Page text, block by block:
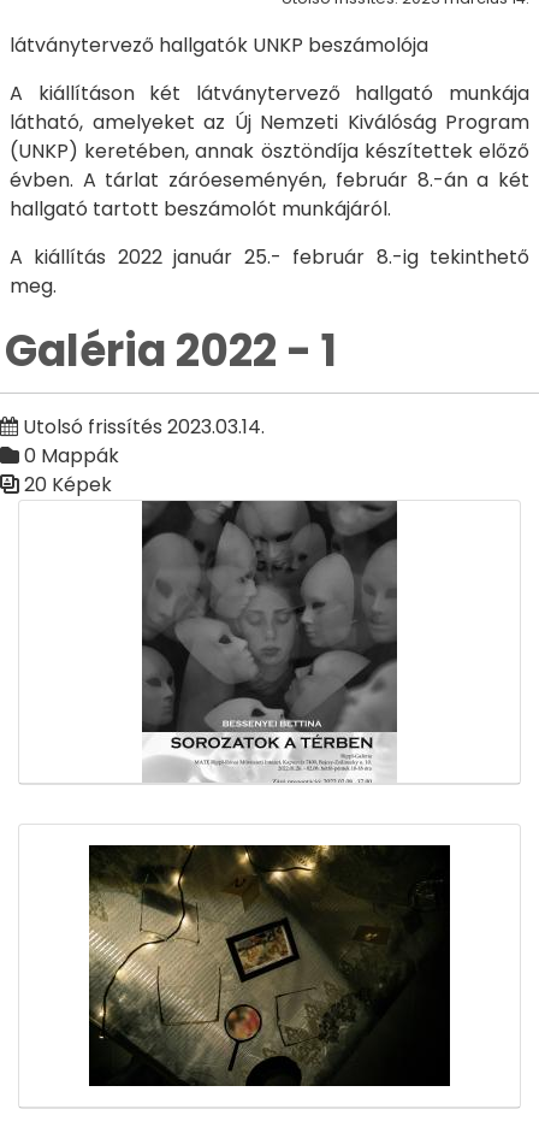
látványtervező hallgatók UNKP beszámolója
A kiállításon két látványtervező hallgató munkája
látható, amelyeket az Új Nemzeti Kiválóság Program
(UNKP) keretében, annak ösztöndíja készítettek előző
évben. A tárlat záróeseményén, február 8.-án a két
hallgató tartott beszámolót munkájáról.
A kiállítás 2022 január 25.- február 8.-ig tekinthető
meg.
Galéria 2022 - 1
Utolsó frissítés 2023.03.14.
0 Mappák
20 Képek